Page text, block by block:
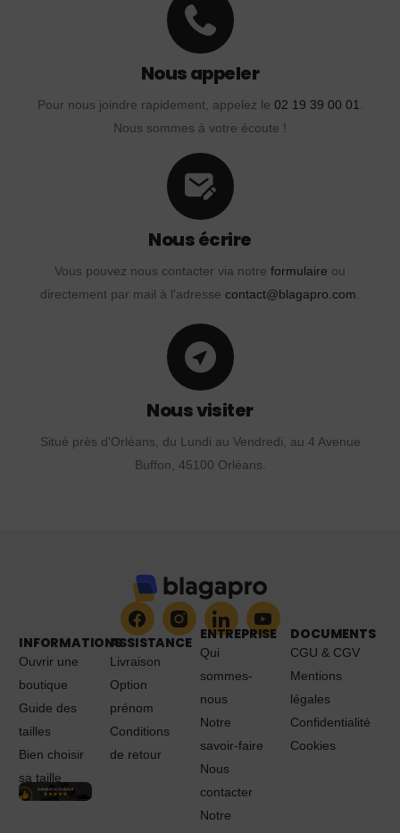
Nous appeler
Pour nous joindre rapidement, appelez le 02 19 39 00 01.
Nous sommes à votre écoute !
Nous écrire
Vous pouvez nous contacter via notre formulaire ou
directement par mail à l'adresse contact@blagapro.com.
Nous visiter
Situé près d'Orléans, du Lundi au Vendredi, au 4 Avenue
Buffon, 45100 Orléans.
INFORMATIONS
Ouvrir une
boutique
Guide des
tailles
Bien choisir
sa taille
ASSISTANCE
Livraison
Option
prénom
Conditions
de retour
ENTREPRISE
Qui
sommes-
nous
Notre
savoir-faire
Nous
contacter
Notre
DOCUMENTS
CGU & CGV
Mentions
légales
Confidentialité
Cookies